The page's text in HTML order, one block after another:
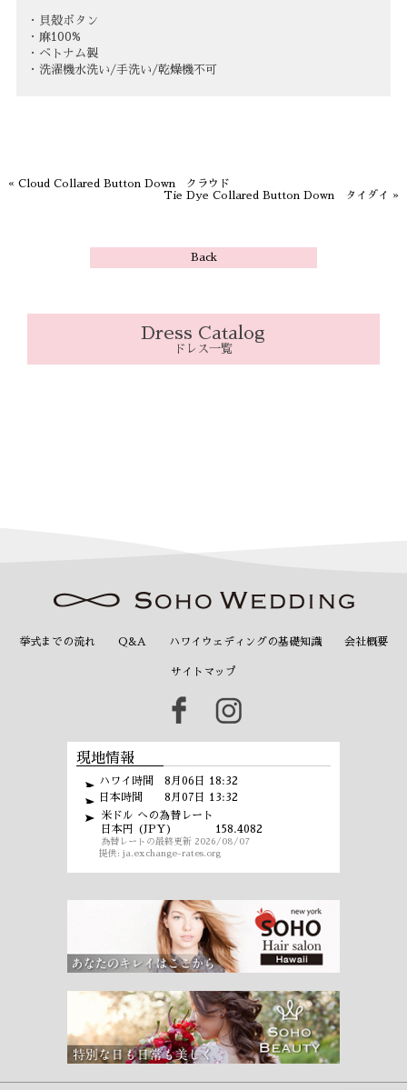
・貝殻ボタン
・麻100%
・ベトナム製
・洗濯機水洗い/手洗い/乾燥機不可
« Cloud Collared Button Down クラウド
Tie Dye Collared Button Down タイダイ
»
Back
Dress Catalog
ドレス一覧
挙式までの流れ Q&A ハワイウェディングの基礎知識 会社概要
サイトマップ
現地情報
ハワイ時間 8月06日 18:32
日本時間 8月07日 13:32
米ドル への為替レート
日本円 (JPY)
158.4082
為替レートの最終更新 2026/08/07
提供: ja.exchange-rates.org